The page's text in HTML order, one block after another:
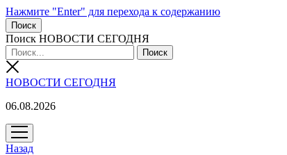
Нажмите "Enter" для перехода к содержанию
Поиск
Поиск НОВОСТИ СЕГОДНЯ
НОВОСТИ СЕГОДНЯ
06.08.2026
открыть
меню
Назад